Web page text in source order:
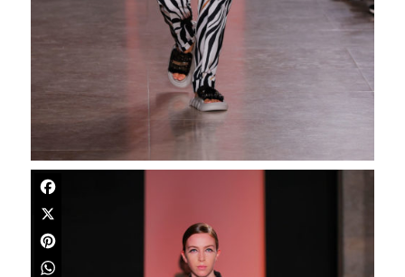
Facebook
X
Pinterest